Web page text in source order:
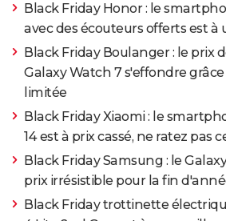
Black Friday Honor : le
avec des écouteurs offerts est
Black Friday Boulanger : le prix
Galaxy Watch 7 s'effondre
limitée
Black Friday Xiaomi : le
14 est à prix cassé, ne ratez pas
Black Friday Samsung : le
prix irrésistible pour la fin
Black Friday trottinette